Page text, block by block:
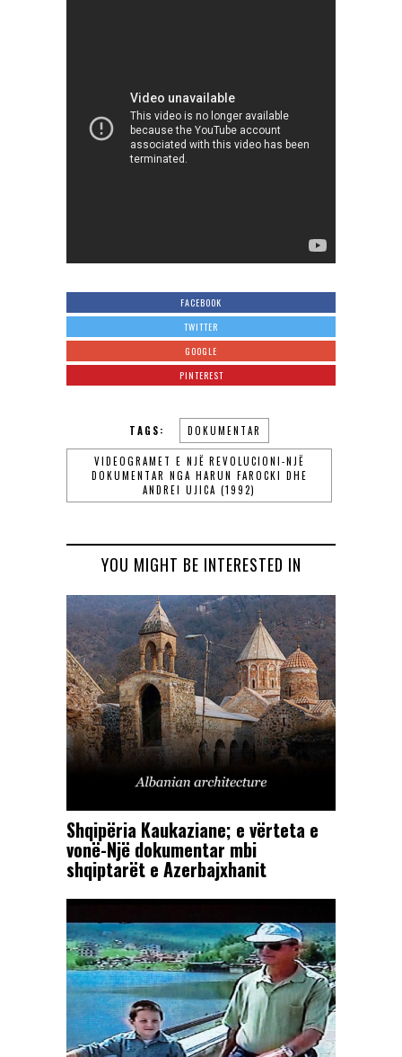
FACEBOOK
TWITTER
GOOGLE
PINTEREST
TAGS: DOKUMENTAR
VIDEOGRAMET E NJË REVOLUCIONI-NJË
DOKUMENTAR NGA HARUN FAROCKI DHE
ANDREI UJICA (1992)
YOU MIGHT BE INTERESTED IN
Shqipëria Kaukaziane; e vërteta e
vonë-Një dokumentar mbi
shqiptarët e Azerbajxhanit